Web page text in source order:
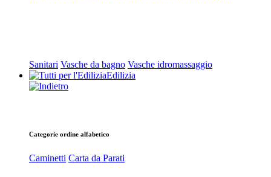
Sanitari Vasche da bagno Vasche idromassaggio
Edilizia
Categorie ordine alfabetico
Caminetti Carta da Parati